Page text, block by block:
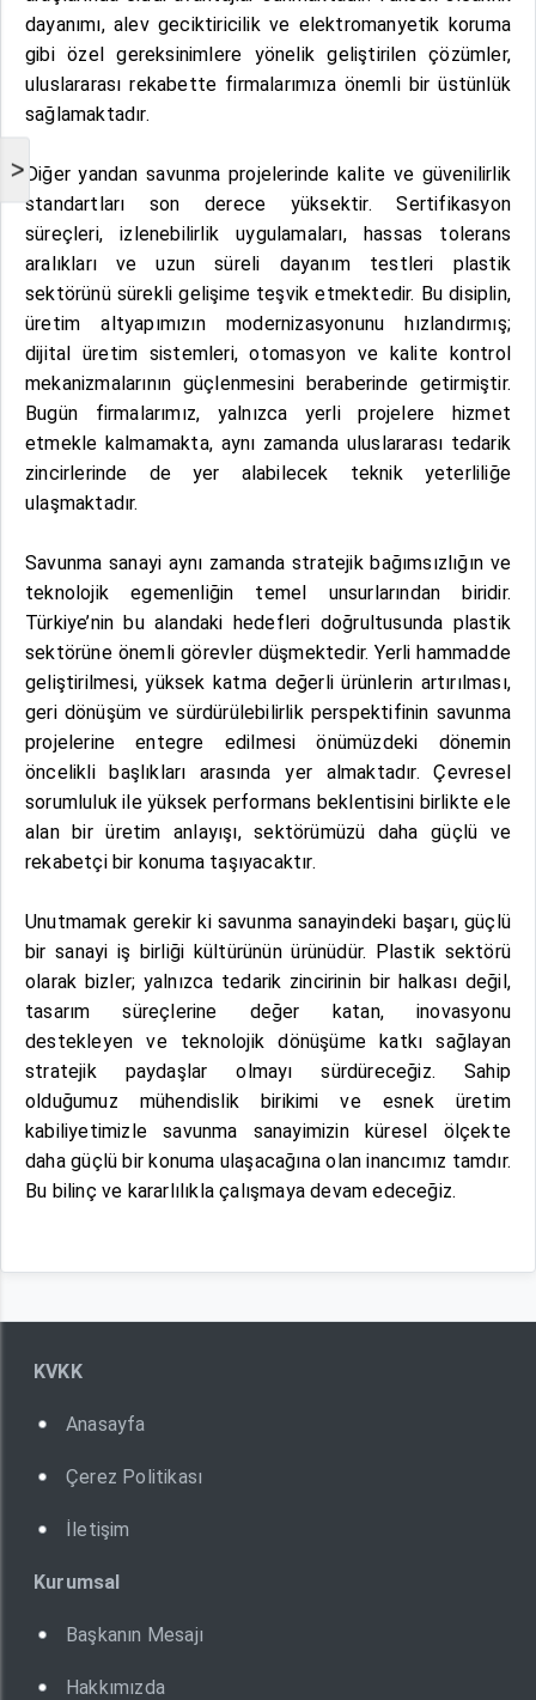
>
dayanımı, alev geciktiricilik ve elektromanyetik koruma
gibi özel gereksinimlere yönelik geliştirilen çözümler,
uluslararası rekabette firmalarımıza önemli bir üstünlük
sağlamaktadır.
Diğer yandan savunma projelerinde kalite ve güvenilirlik
standartları son derece yüksektir. Sertifikasyon
süreçleri, izlenebilirlik uygulamaları, hassas tolerans
aralıkları ve uzun süreli dayanım testleri plastik
sektörünü sürekli gelişime teşvik etmektedir. Bu disiplin,
üretim altyapımızın modernizasyonunu hızlandırmış;
dijital üretim sistemleri, otomasyon ve kalite kontrol
mekanizmalarının güçlenmesini beraberinde getirmiştir.
Bugün firmalarımız, yalnızca yerli projelere hizmet
etmekle kalmamakta, aynı zamanda uluslararası tedarik
zincirlerinde de yer alabilecek teknik yeterliliğe
ulaşmaktadır.
Savunma sanayi aynı zamanda stratejik bağımsızlığın ve
teknolojik egemenliğin temel unsurlarından biridir.
Türkiye’nin bu alandaki hedefleri doğrultusunda plastik
sektörüne önemli görevler düşmektedir. Yerli hammadde
geliştirilmesi, yüksek katma değerli ürünlerin artırılması,
geri dönüşüm ve sürdürülebilirlik perspektifinin savunma
projelerine entegre edilmesi önümüzdeki dönemin
öncelikli başlıkları arasında yer almaktadır. Çevresel
sorumluluk ile yüksek performans beklentisini birlikte ele
alan bir üretim anlayışı, sektörümüzü daha güçlü ve
rekabetçi bir konuma taşıyacaktır.
Unutmamak gerekir ki savunma sanayindeki başarı, güçlü
bir sanayi iş birliği kültürünün ürünüdür. Plastik sektörü
olarak bizler; yalnızca tedarik zincirinin bir halkası değil,
tasarım süreçlerine değer katan, inovasyonu
destekleyen ve teknolojik dönüşüme katkı sağlayan
stratejik paydaşlar olmayı sürdüreceğiz. Sahip
olduğumuz mühendislik birikimi ve esnek üretim
kabiliyetimizle savunma sanayimizin küresel ölçekte
daha güçlü bir konuma ulaşacağına olan inancımız tamdır.
Bu bilinç ve kararlılıkla çalışmaya devam edeceğiz.
KVKK
Anasayfa
Çerez Politikası
İletişim
Kurumsal
Başkanın Mesajı
Hakkımızda